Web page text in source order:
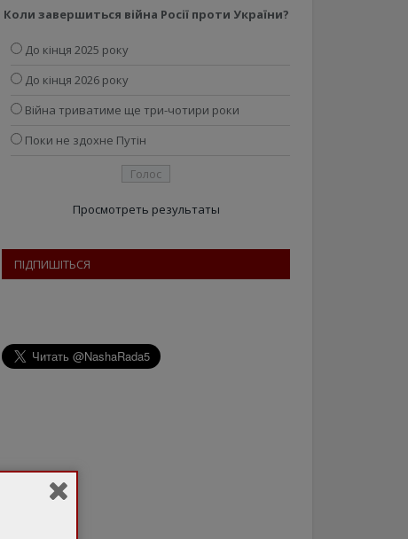
Коли завершиться війна Росії проти України?
До кінця 2025 року
До кінця 2026 року
Війна триватиме ще три-чотири роки
Поки не здохне Путін
Просмотреть результаты
ПІДПИШІТЬСЯ